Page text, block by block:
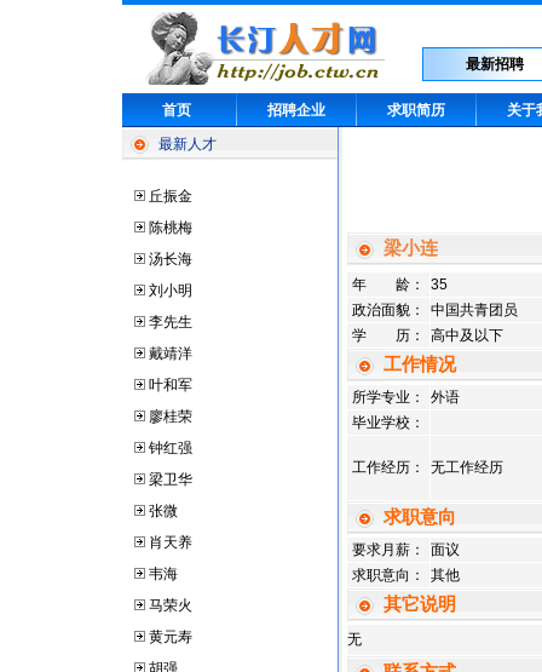
最新招聘
首页 招聘企业 求职简历
关于
最新人才
丘振金
陈桃梅
汤长海
刘小明
李先生
戴靖洋
叶和军
廖桂荣
钟红强
梁卫华
张微
肖天养
韦海
马荣火
黄元寿
胡强
梁小连
年 龄：
35
政治面貌：
中国共青团员
学 历：
高中及以下
工作情况
所学专业：
外语
毕业学校：
工作经历： 无工作经历
求职意向
要求月薪：
面议
求职意向：
其他
其它说明
无